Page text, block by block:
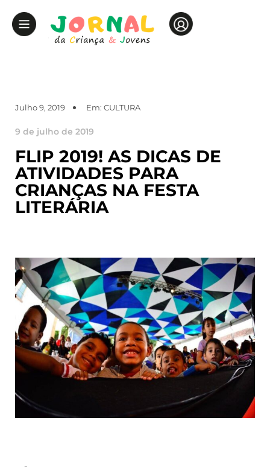
Julho 9, 2019 Em: CULTURA
9 de julho de 2019
FLIP 2019! AS DICAS DE
ATIVIDADES PARA
CRIANÇAS NA FESTA
LITERÁRIA